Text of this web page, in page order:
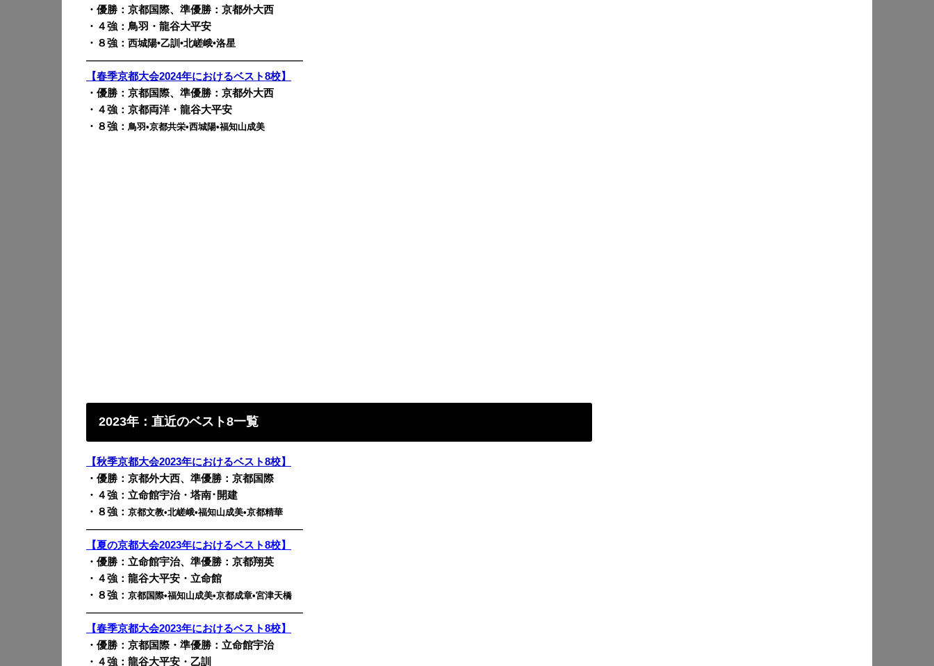
・優勝：京都国際、準優勝：京都外大西
・４強：鳥羽・龍谷大平安
・８強： 西城陽•乙訓•北嵯峨•洛星
————————————————————————
【春季京都大会2024年におけるベスト8校】
・優勝：京都国際、準優勝：京都外大西
・４強：京都両洋・龍谷大平安
・８強： 鳥羽•京都共栄•西城陽•福知山成美
2023年：直近のベスト8一覧
【秋季京都大会2023年におけるベスト8校】
・優勝：京都外大西、準優勝：京都国際
・４強：立命館宇治・塔南･開建
・８強： 京都文教•北嵯峨•福知山成美•京都精華
————————————————————————
【夏の京都大会2023年におけるベスト8校】
・優勝：立命館宇治、準優勝：京都翔英
・４強：龍谷大平安・立命館
・８強： 京都国際•福知山成美•京都成章•宮津天橋
————————————————————————
【春季京都大会2023年におけるベスト8校】
・優勝：京都国際・準優勝：立命館宇治
・４強：龍谷大平安・乙訓